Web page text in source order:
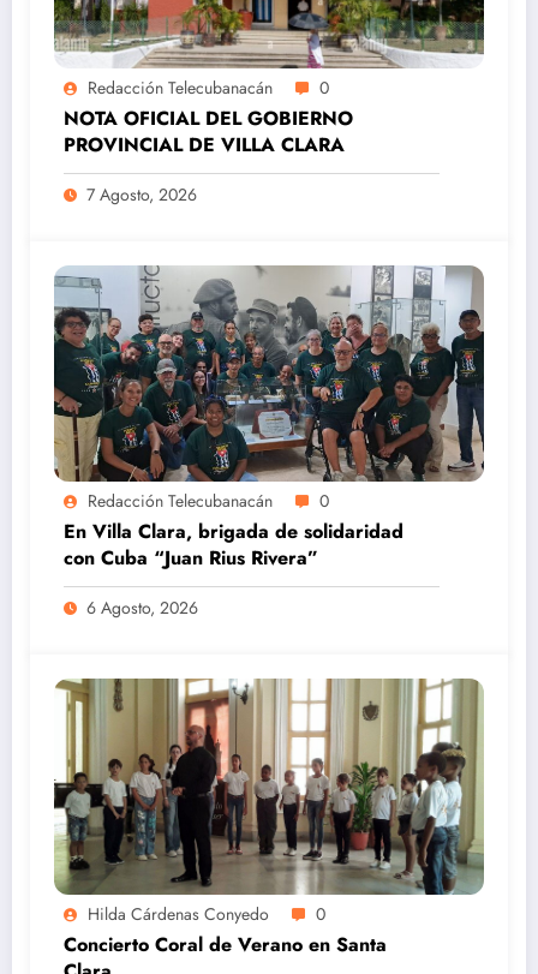
Redacción Telecubanacán 0
NOTA OFICIAL DEL GOBIERNO
PROVINCIAL DE VILLA CLARA
7 Agosto, 2026
Redacción Telecubanacán 0
En Villa Clara, brigada de solidaridad
con Cuba “Juan Rius Rivera”
6 Agosto, 2026
Hilda Cárdenas Conyedo 0
Concierto Coral de Verano en Santa